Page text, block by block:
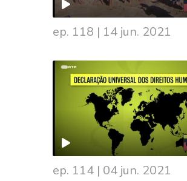
ep. 118 | 14 jun. 2021
ep. 114 | 04 jun. 2021